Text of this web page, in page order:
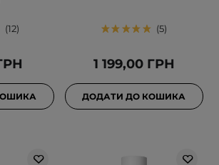
12 5
1 199,00 ГРН
ДОДАТИ ДО КОШИКА